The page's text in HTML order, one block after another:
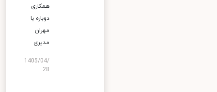
همکاری
دوباره با
مهران
مدیری
1405/04/
28